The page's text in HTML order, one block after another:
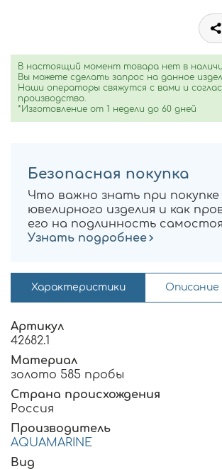
В настоящий момент товара нет в
Вы можете сделать запрос на данное
Наши операторы свяжутся с вами и
производство.
*Изготовление от 1 недели до 60 дней
Безопасная покупка
Что важно знать при покупке
ювелирного изделия и как
его на подлинность
Узнать подробнее
Характеристики Описание
Артикул
42682.1
Материал
золото 585 пробы
Страна происхождения
Россия
Производитель
AQUAMARINE
Вид